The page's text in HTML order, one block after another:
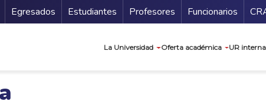
Secundario
Egresados Estudiantes Profesores Funcionarios
La Universidad Oferta académica UR